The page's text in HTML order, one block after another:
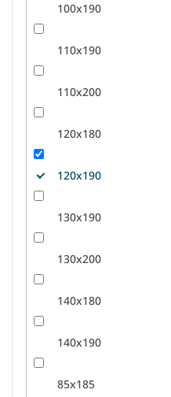
100x190
110x190
110x200
120x180
120x190
130x190
130x200
140x180
140x190
85x185